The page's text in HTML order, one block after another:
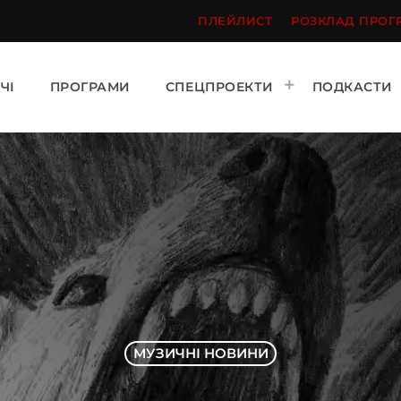
ПЛЕЙЛИСТ РОЗКЛАД
ПРОГРАМИ СПЕЦПРОЕКТИ ПОДКАСТИ
МУЗИЧНІ НОВИНИ